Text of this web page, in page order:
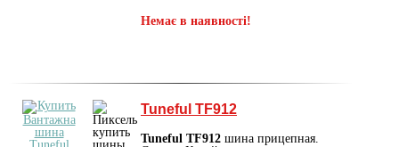
Немає в наявності!
Tuneful TF912
Tuneful TF912 шина прицепная.